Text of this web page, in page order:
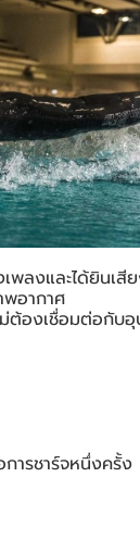
งและได้ยินเสีย
พอากาศ
ม่ต้องเชื่อมต่อกับ
ารชาร์จหนึ่งครั้ง